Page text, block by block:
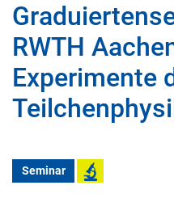
RWTH
Experimente
Seminar